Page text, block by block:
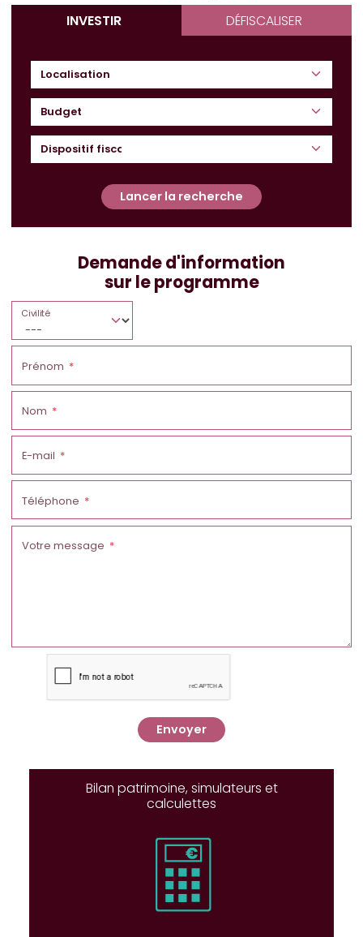
INVESTIR DÉFISCALISER
Budget
Lancer la recherche
Demande d'information
sur le programme
Civilité
Prénom
Nom
E-mail
Téléphone
Votre message
Envoyer
Bilan patrimoine, simulateurs et
calculettes